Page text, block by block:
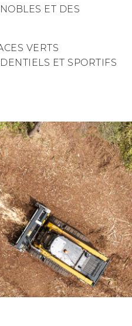
ET DES
VERTS
ET SPORTIFS